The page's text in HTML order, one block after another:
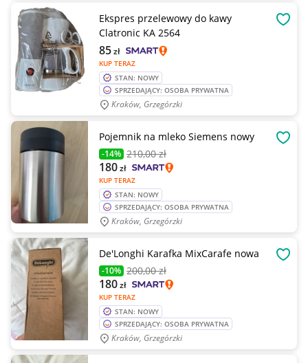
Ekspres przelewowy do kawy
Clatronic KA 2564
KUP TERAZ
85zł
STAN: NOWY
SPRZEDAJĄCY: OSOBA PRYWATNA
Kraków, Grzegórzki
Pojemnik na mleko Siemens nowy
-14% 210,00 zł
KUP TERAZ
180zł
STAN: NOWY
SPRZEDAJĄCY: OSOBA PRYWATNA
Kraków, Grzegórzki
De'Longhi Karafka MixCarafe nowa
-10% 200,00 zł
KUP TERAZ
180zł
STAN: NOWY
SPRZEDAJĄCY: OSOBA PRYWATNA
Kraków, Grzegórzki